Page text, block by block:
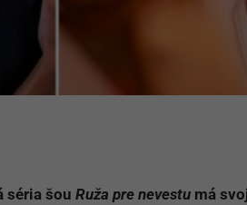
séria šou Ruža pre nevestu má